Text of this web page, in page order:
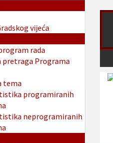
vijeća
rada
pretraga Programa
tema
programiranih
neprogramiranih